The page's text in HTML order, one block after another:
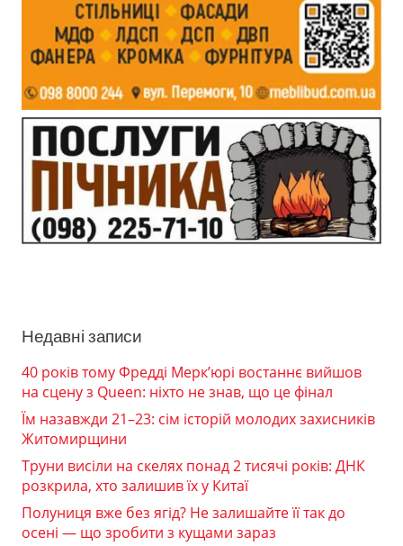
Недавні записи
40 років тому Фредді Мерк’юрі востаннє вийшов
на сцену з Queen: ніхто не знав, що це фінал
Їм назавжди 21–23: сім історій молодих захисників
Житомирщини
Труни висіли на скелях понад 2 тисячі років: ДНК
розкрила, хто залишив їх у Китаї
Полуниця вже без ягід? Не залишайте її так до
осені — що зробити з кущами зараз